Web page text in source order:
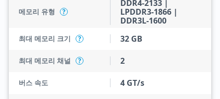
메모리 유형 ?
DDR4-2133 |
LPDDR3-1866 |
DDR3L-1600
최대 메모리 크기 ? 32 GB
최대 메모리 채널 ? 2
버스 속도 4 GT/s